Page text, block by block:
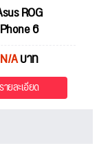
ROG
Phone 6
N/Aบาท
รายละเอียด